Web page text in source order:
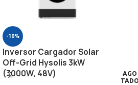
-10%
Inversor Cargador Solar
Off-Grid Hysolis 3kW
(3000W, 48V)
AGO
TADO